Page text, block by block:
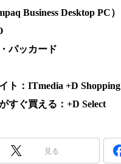
Business Desktop PC）
パッカード
ト：ITmedia +D Shopping
すぐ買える：+D Select
見る